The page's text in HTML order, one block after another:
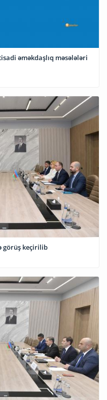
əməkdaşlıq məsələləri
görüş keçirilib